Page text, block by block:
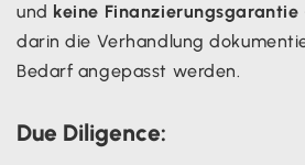
und keine Finanzierungsgarantie
darin die Verhandlung
Bedarf angepasst werden.
Due Diligence: